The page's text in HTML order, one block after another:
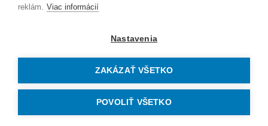
reklám. Viac informácií
Nastavenia
ZAKÁZAŤ VŠETKO
POVOLIŤ VŠETKO
Sledujte nás
Vytvorené na mieru oddenva.sk
Právo na odstúpenie od zmluvy — odoslať žiadosť o odstúpenie